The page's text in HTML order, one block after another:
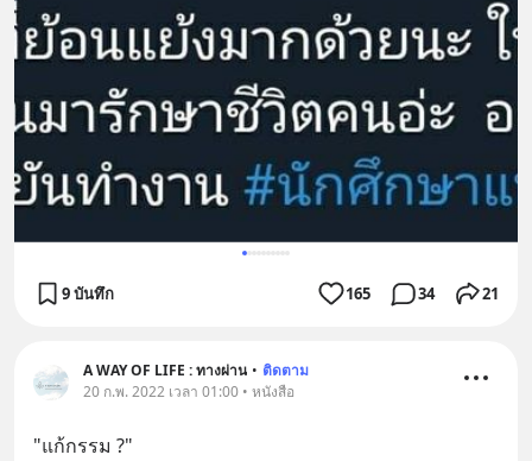
9 บันทึก 165 34 21
A WAY OF LIFE : ทางผ่าน • ติดตาม
20 ก.พ. 2022 เวลา 01:00 • หนังสือ
"แก้กรรม ?"